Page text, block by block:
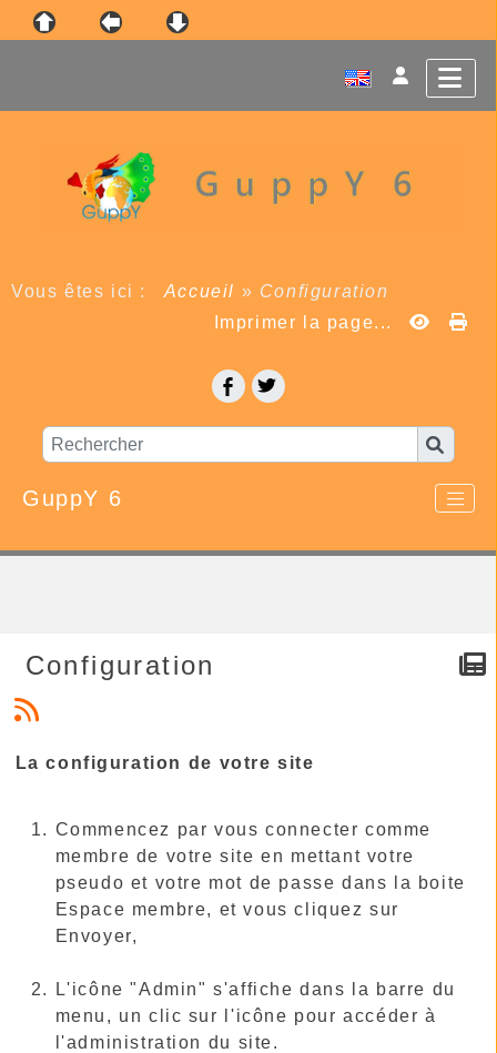
Vous êtes ici : Accueil » Configuration
Imprimer la page...
GuppY 6
Configuration
La configuration de votre site
Commencez par vous connecter comme
membre de votre site en mettant votre
pseudo et votre mot de passe dans la boite
Espace membre, et vous cliquez sur
Envoyer,
L'icône "Admin" s'affiche dans la barre du
menu, un clic sur l'icône pour accéder à
l'administration du site.